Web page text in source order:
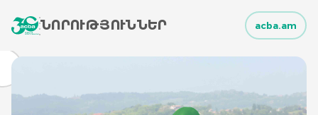
ՆՈՐՈՒԹՅՈՒՆՆԵՐ acba.am